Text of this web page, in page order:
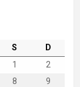
S
D
1
2
8
9